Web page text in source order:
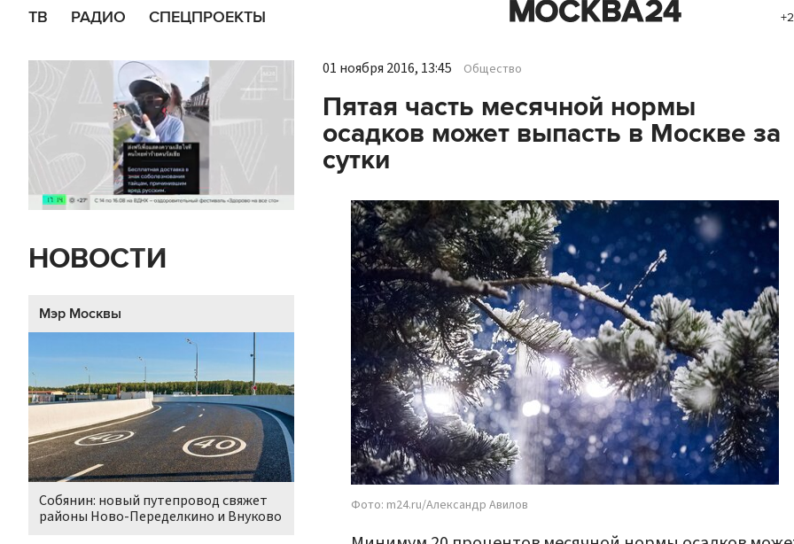
ТВ РАДИО СПЕЦПРОЕКТЫ
НОВОСТИ
Мэр Москвы
Собянин: новый путепровод свяжет
районы Ново-Переделкино и Внуково
01 ноября 2016, 13:45 Общество
Пятая часть месячной нормы
осадков может выпасть в Москве за
сутки
Фото: m24.ru/Александр Авилов